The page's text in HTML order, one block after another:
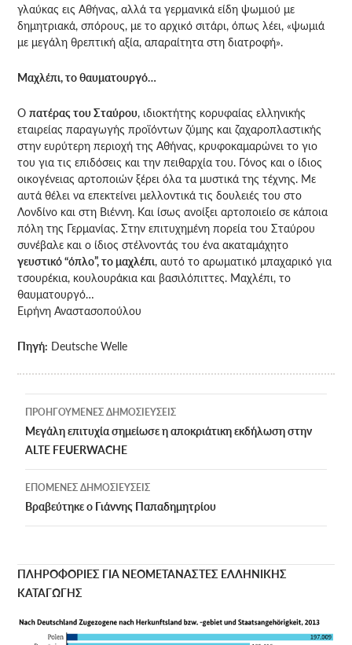
γλαύκας εις Αθήνας, αλλά τα γερμανικά είδη ψωμιού με
δημητριακά, σπόρους, με το αρχικό σιτάρι, όπως λέει, «ψωμιά
με μεγάλη θρεπτική αξία, απαραίτητα στη διατροφή».
Μαχλέπι, το θαυματουργό…
Οπατέρας του Σταύρου, ιδιοκτήτης κορυφαίας ελληνικής
εταιρείας παραγωγής προϊόντων ζύμης και ζαχαροπλαστικής
στην ευρύτερη περιοχή της Αθήνας, κρυφοκαμαρώνει το γιο
του για τις επιδόσεις και την πειθαρχία του. Γόνος και ο ίδιος
οικογένειας αρτοποιών ξέρει όλα τα μυστικά της τέχνης. Με
αυτά θέλει να επεκτείνει μελλοντικά τις δουλειές του στο
Λονδίνο και στη Βιέννη. Και ίσως ανοίξει αρτοποιείο σε κάποια
πόλη της Γερμανίας. Στην επιτυχημένη πορεία του Σταύρου
συνέβαλε και ο ίδιος στέλνοντάς του ένα ακαταμάχητο
γευστικό “όπλο”, το μαχλέπι, αυτό το αρωματικό μπαχαρικό για
τσουρέκια, κουλουράκια και βασιλόπιττες. Μαχλέπι, το
θαυματουργό…
Ειρήνη Αναστασοπούλου
Πηγή: Deutsche Welle
Πλοήγηση
άρθρων
ΠΡΟΗΓΟΎΜΕΝΕΣ ΔΗΜΟΣΙΕΎΣΕΙΣ
Μεγάλη επιτυχία σημείωσε η αποκριάτικη εκδήλωση στην
ALTE FEUERWACHE
ΕΠΌΜΕΝΕΣ ΔΗΜΟΣΙΕΎΣΕΙΣ
Βραβεύτηκε ο Γιάννης Παπαδημητρίου
ΠΛΗΡΟΦΟΡΙΕΣ ΓΙΑ ΝΕΟΜΕΤΑΝΑΣΤΕΣ ΕΛΛΗΝΙΚΗΣ
ΚΑΤΑΓΩΓΗΣ